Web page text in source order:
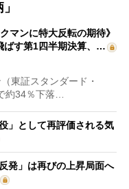
マンに特大反転の期待》
ばす第1四半期決算、…
東証スタンダード・
約34％下落…
」として再評価される気
発」は再びの上昇局面へ